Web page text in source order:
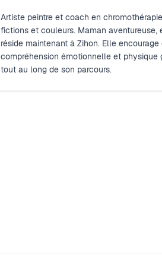
Artiste peintre et coach en
fictions et couleurs. Maman
réside maintenant à Zihon. Elle
compréhension émotionnelle et
tout au long de son parcours.